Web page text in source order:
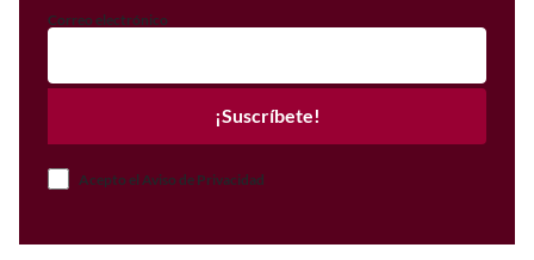
Correo electrónico
¡Suscríbete!
Acepto el Aviso de Privacidad